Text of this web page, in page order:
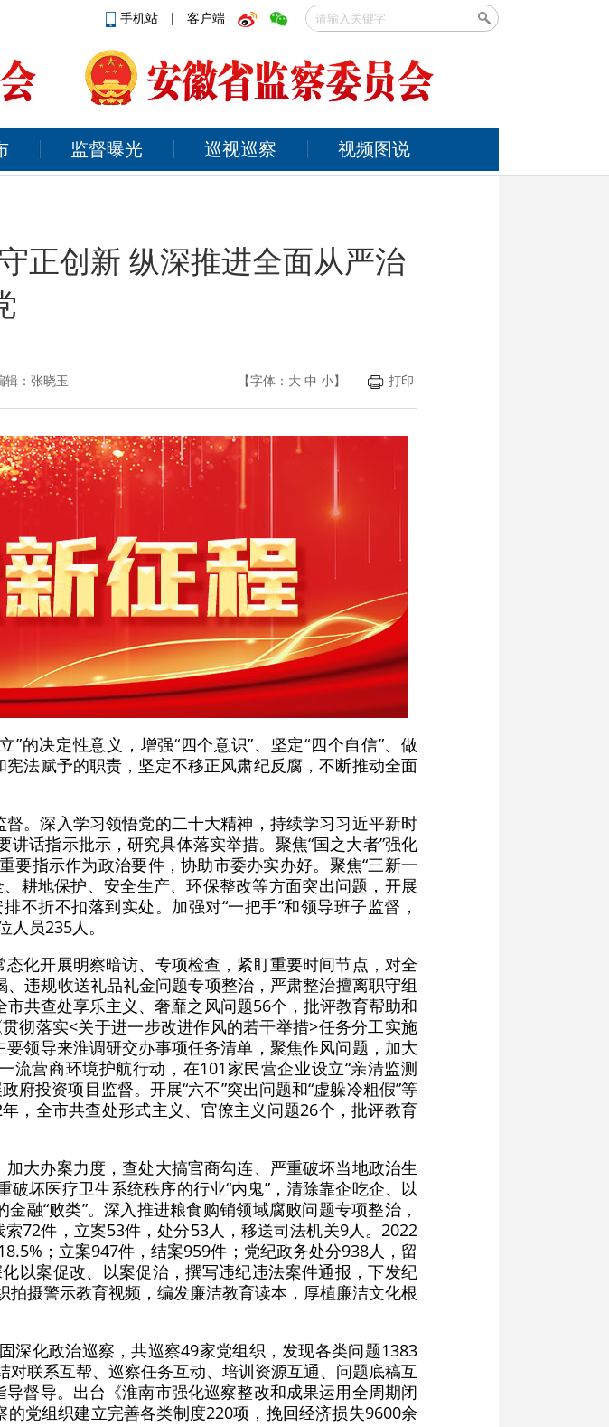
手机站 | 客户端
监督曝光 巡视巡察 视频图说
正创新 纵深推进全面从严治
：张晓玉 【字体： 大 中 小】 打印
的决定性意义，增强“四个意识”、坚定“四个自信”、做
法赋予的职责，坚定不移正风肃纪反腐，不断推动全面
。深入学习领悟党的二十大精神，持续学习习近平新时
话指示批示，研究具体落实举措。聚焦“国之大者”强化
指示作为政治要件，协助市委办实办好。聚焦“三新一
耕地保护、安全生产、环保整改等方面突出问题，开展
不折不扣落到实处。加强对“一把手”和领导班子监督，
员235人。
化开展明察暗访、专项检查，紧盯重要时间节点，对全
违规收送礼品礼金问题专项整治，严肃整治擅离职守组
共查处享乐主义、奢靡之风问题56个，批评教育帮助和
彻落实<关于进一步改进作风的若干举措>任务分工实施
领导来淮调研交办事项任务清单，聚焦作风问题，加大
营商环境护航行动，在101家民营企业设立“亲清监测
府投资项目监督。开展“六不”突出问题和“虚躲冷粗假”等
，全市共查处形式主义、官僚主义问题26个，批评教育
大办案力度，查处大搞官商勾连、严重破坏当地政治生
坏医疗卫生系统秩序的行业“内鬼”，清除靠企吃企、以
融“败类”。深入推进粮食购销领域腐败问题专项整治，
72件，立案53件，处分53人，移送司法机关9人。2022
；立案947件，结案959件；党纪政务处分938人，留
以案促改、以案促治，撰写违纪违法案件通报，下发纪
摄警示教育视频，编发廉洁教育读本，厚植廉洁文化根
深化政治巡察，共巡察49家党组织，发现各类问题1383
联系互帮、巡察任务互动、培训资源互通、问题底稿互
督导。出台《淮南市强化巡察整改和成果运用全周期闭
党组织建立完善各类制度220项，挽回经济损失9600余